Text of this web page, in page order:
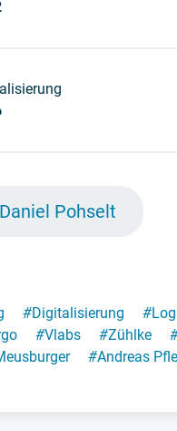
Daniel Pohselt
#Digitalisierung #
#Vlabs #Zühlke
#Andreas